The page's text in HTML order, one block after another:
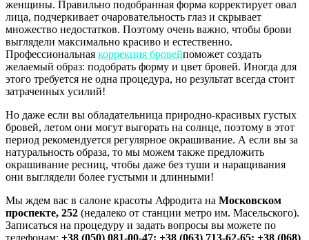
женщины. Правильно подобранная форма корректирует овал
лица, подчеркивает очаровательность глаз и скрывает
множество недостатков. Поэтому очень важно, чтобы брови
выглядели максимально красиво и естественно.
Профессиональная коррекция бровейпоможет создать
желаемый образ: подобрать форму и цвет бровей. Иногда для
этого требуется не одна процедура, но результат всегда стоит
затраченных усилий!
Но даже если вы обладательница природно-красивых густых
бровей, летом они могут выгорать на солнце, поэтому в этот
период рекомендуется регулярное окрашивание. А если вы за
натуральность образа, то мы можем также предложить
окрашивание ресниц, чтобы даже без туши и наращивания
они выглядели более густыми и длинными!
Мы ждем вас в салоне красоты Афродита на Московском
проспекте, 252 (недалеко от станции метро им. Масельского).
Записаться на процедуру и задать вопросы вы можете по
телефонам: +38 (050) 081-00-47; +38 (063) 713-62-65; +38 (068)